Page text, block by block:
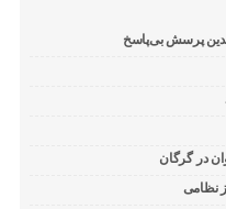
پرسش بی‌پاسخ
در گرگان
نظامی